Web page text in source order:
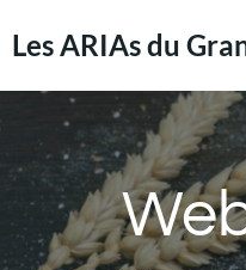
Les ARIAs du